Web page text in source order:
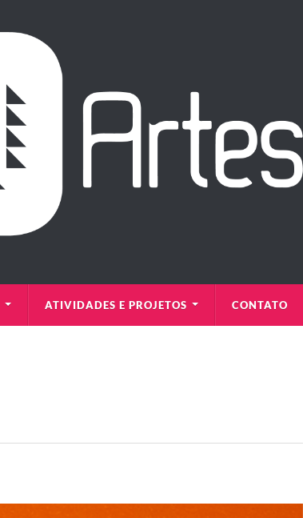
ATIVIDADES E PROJETOS CONTATO